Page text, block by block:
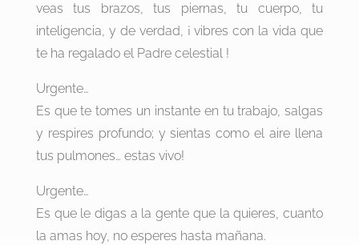
veas tus brazos, tus piernas, tu cuerpo, tu
inteligencia, y de verdad, ¡ vibres con la vida que
te ha regalado el Padre celestial !
Urgente…
Es que te tomes un instante en tu trabajo, salgas
y respires profundo; y sientas como el aire llena
tus pulmones… estas vivo!
Urgente…
Es que le digas a la gente que la quieres, cuanto
la amas hoy, no esperes hasta mañana.